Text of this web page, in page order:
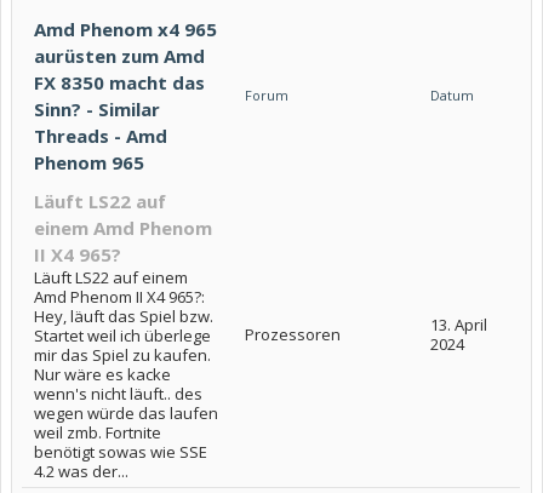
Amd Phenom x4 965
aurüsten zum Amd
FX 8350 macht das
Sinn? - Similar
Threads - Amd
Phenom 965
Forum Datum
Läuft LS22 auf
einem Amd Phenom
II X4 965?
Läuft LS22 auf einem
Amd Phenom II X4 965?:
Hey, läuft das Spiel bzw.
Startet weil ich überlege
mir das Spiel zu kaufen.
Nur wäre es kacke
wenn's nicht läuft.. des
wegen würde das laufen
weil zmb. Fortnite
benötigt sowas wie SSE
4.2 was der...
Prozessoren
13. April
2024